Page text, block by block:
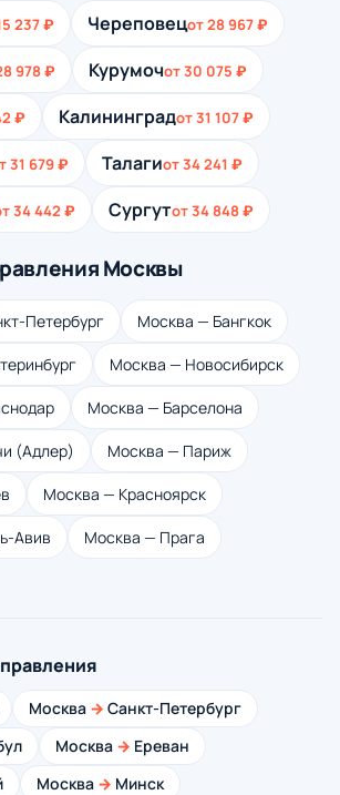
237 ₽ Череповецот 28 967 ₽
978 ₽ Курумочот 30 075 ₽
₽ Калининградот 31 107 ₽
31 679 ₽ Талагиот 34 241 ₽
34 442 ₽ Сургутот 34 848 ₽
Москвы
Петербург Москва — Бангкок
Москва — Новосибирск
Москва — Барселона
(Адлер) Москва — Париж
Москва — Красноярск
Авив Москва — Прага
Москва → Санкт-Петербург
Москва → Ереван
Москва → Минск